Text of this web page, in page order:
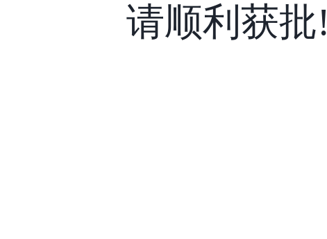
请顺利获批!